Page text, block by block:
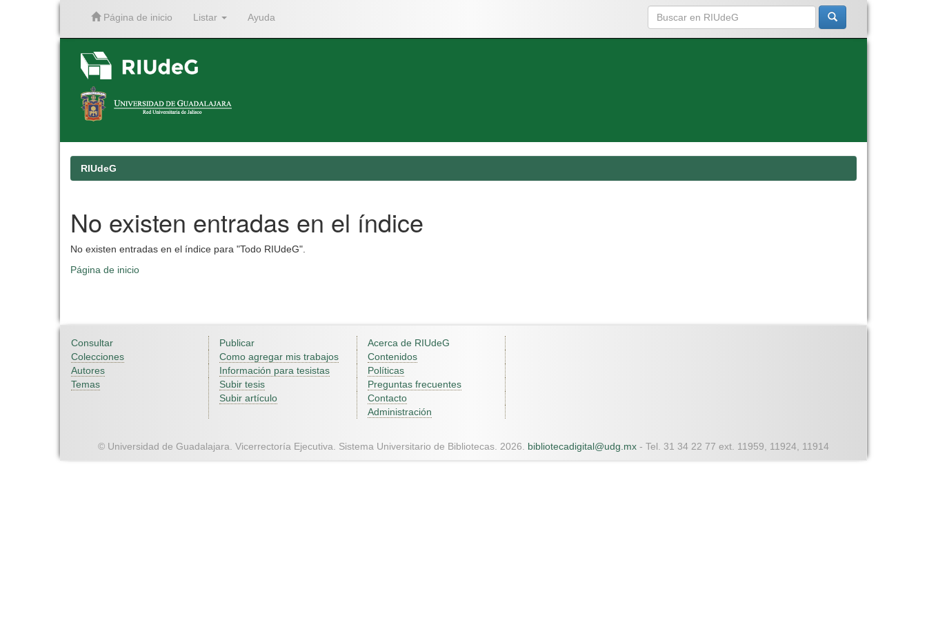
Página de inicio Listar Ayuda
RIUdeG
No existen entradas en el índice
No existen entradas en el índice para "Todo RIUdeG".
Página de inicio
Consultar
Colecciones
Autores
Temas
Publicar
Como agregar mis trabajos
Información para tesistas
Subir tesis
Subir artículo
Acerca de RIUdeG
Contenidos
Políticas
Preguntas frecuentes
Contacto
Administración
© Universidad de Guadalajara. Vicerrectoría Ejecutiva. Sistema Universitario de Bibliotecas. 2026. bibliotecadigital@udg.mx - Tel. 31 34 22 77 ext. 11959, 11924, 11914